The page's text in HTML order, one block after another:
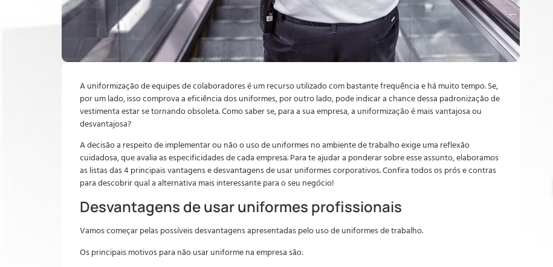
A uniformização de equipes de colaboradores é um recurso utilizado com bastante frequência e há muito tempo. Se,
por um lado, isso comprova a eficiência dos uniformes, por outro lado, pode indicar a chance dessa padronização de
vestimenta estar se tornando obsoleta. Como saber se, para a sua empresa, a uniformização é mais vantajosa ou
desvantajosa?
A decisão a respeito de implementar ou não o uso de uniformes no ambiente de trabalho exige uma reflexão
cuidadosa, que avalia as especificidades de cada empresa. Para te ajudar a ponderar sobre esse assunto, elaboramos
as listas das 4 principais vantagens e desvantagens de usar uniformes corporativos. Confira todos os prós e contras
para descobrir qual a alternativa mais interessante para o seu negócio!
Desvantagens de usar uniformes profissionais
Vamos começar pelas possíveis desvantagens apresentadas pelo uso de uniformes de trabalho.
Os principais motivos para não usar uniforme na empresa são: